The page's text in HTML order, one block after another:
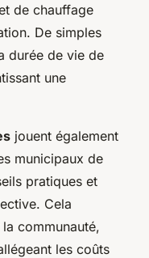
de chauffage
De simples
durée de vie de
une
jouent également
municipaux de
pratiques et
Cela
communauté,
les coûts